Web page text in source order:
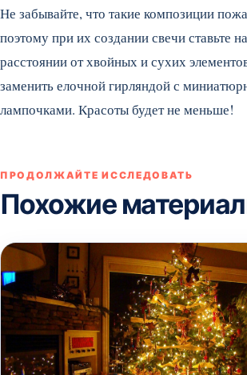
Не забывайте, что такие композиции
поэтому при их создании свечи ставьте
расстоянии от хвойных и сухих
заменить елочной гирляндой с
лампочками. Красоты будет не меньше!
ПРОДОЛЖАЙТЕ ИССЛЕДОВАТЬ
Похожие